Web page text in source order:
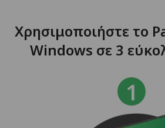
Χρησιμοποιήστε το
Windows σε 3